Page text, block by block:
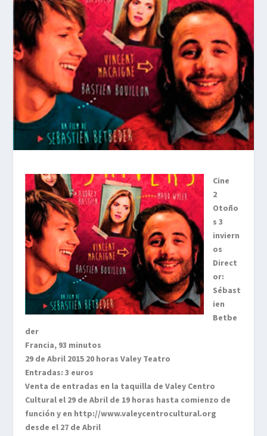
Cine
2
Otoño
s 3
inviern
os
Direct
or:
Sébast
ien
Betbe
der
Francia, 93 minutos
29 de Abril 2015 20 horas Valey Teatro
Entradas: 3 euros
Venta de entradas en la taquilla de Valey Centro
Cultural el 29 de Abril de 19 horas hasta comienzo de
función y en http://www.valeycentrocultural.org
desde el 27 de Abril